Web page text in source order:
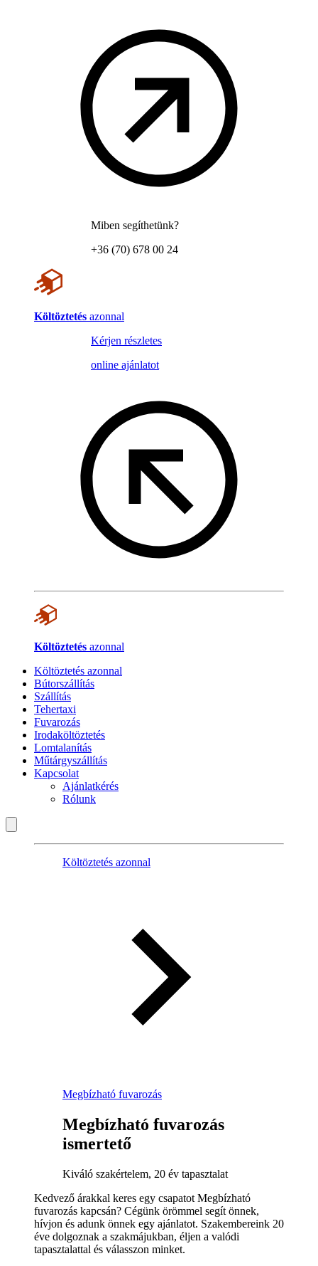
Miben segíthetünk?
+36 (70) 678 00 24
Költöztetés azonnal
Kérjen részletes
online ajánlatot
Költöztetés azonnal
Költöztetés azonnal
Bútorszállítás
Szállítás
Tehertaxi
Fuvarozás
Irodaköltöztetés
Lomtalanítás
Műtárgyszállítás
Kapcsolat
Ajánlatkérés
Rólunk
Költöztetés azonnal
Megbízható fuvarozás
Megbízható fuvarozás
ismertető
Kiváló szakértelem, 20 év tapasztalat
Kedvező árakkal keres egy csapatot Megbízható
fuvarozás kapcsán? Cégünk örömmel segít önnek,
hívjon és adunk önnek egy ajánlatot. Szakembereink 20
éve dolgoznak a szakmájukban, éljen a valódi
tapasztalattal és válasszon minket.